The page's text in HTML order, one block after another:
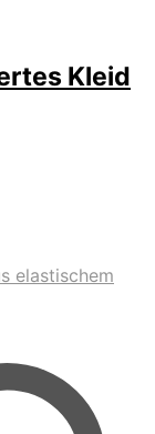
Kleid